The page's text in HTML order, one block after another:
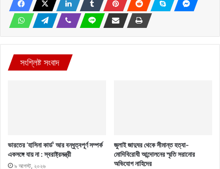
সংশ্লিষ্ট সংবাদ
ভারতের ‘হাসিনা কার্ড’ আর বন্ধুত্বপূর্ণ সম্পর্ক
একসঙ্গে যায় না : স্বরাষ্ট্রমন্ত্রী
৯ আগস্ট, ২০২৬
জুলাই জাদুঘর থেকে সীমান্ত হত্যা-
মোদিবিরোধী আন্দোলনের স্মৃতি সরানোর
অভিযোগ নাহিদের